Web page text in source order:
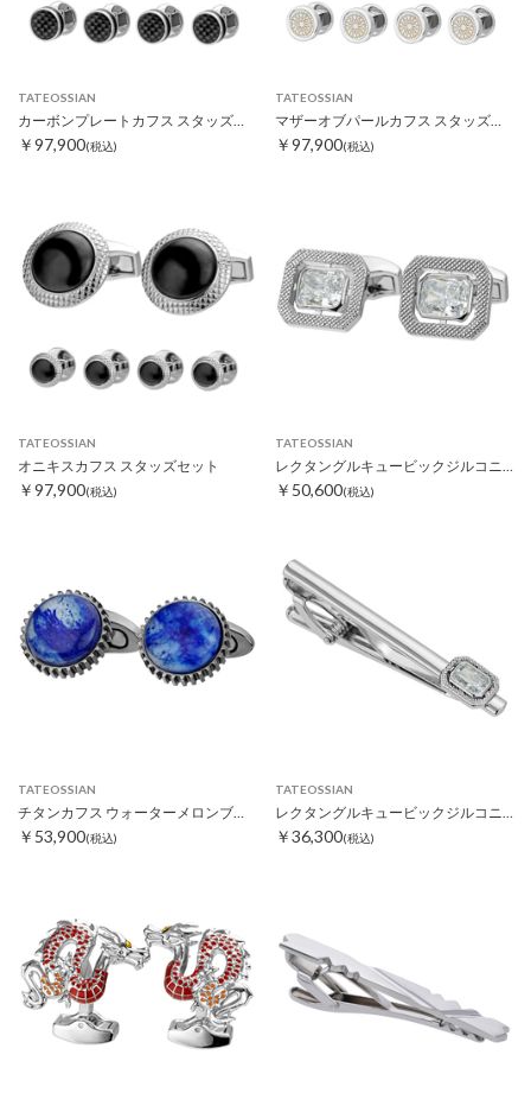
TATEOSSIAN
￥97,900(税込)
TATEOSSIAN
マザーオブパールカフス スタッズセット
￥97,900(税込)
TATEOSSIAN
オニキスカフス スタッズセット
￥97,900(税込)
TATEOSSIAN
レクタングルキュービックジルコニアカフス
￥50,600(税込)
TATEOSSIAN
￥53,900(税込)
TATEOSSIAN
￥36,300(税込)